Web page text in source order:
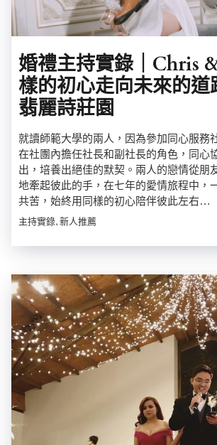
婚禮主持實錄｜Chris
樣的初心走向未來的道
翡麗詩莊園
就讀師範大學的兩人，因為參加同心服務
在社團內擔任社長和副社長的角色，同心
出，培養出絕佳的默契。兩人的戀情從朋
地牽起彼此的手，在七年的愛情旅程中，
共苦，始終用同樣的初心陪伴彼此左右…
主持實錄, 新人推薦